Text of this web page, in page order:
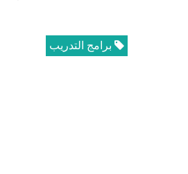
برامج التدريب